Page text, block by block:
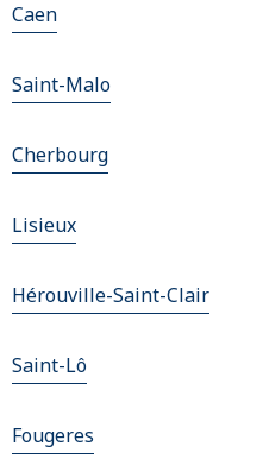
Caen
Saint-Malo
Cherbourg
Lisieux
Hérouville-Saint-Clair
Saint-Lô
Fougeres